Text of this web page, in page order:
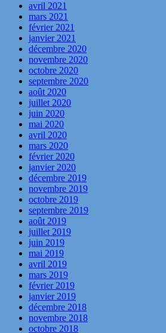
avril 2021
mars 2021
février 2021
janvier 2021
décembre 2020
novembre 2020
octobre 2020
septembre 2020
août 2020
juillet 2020
juin 2020
mai 2020
avril 2020
mars 2020
février 2020
janvier 2020
décembre 2019
novembre 2019
octobre 2019
septembre 2019
août 2019
juillet 2019
juin 2019
mai 2019
avril 2019
mars 2019
février 2019
janvier 2019
décembre 2018
novembre 2018
octobre 2018